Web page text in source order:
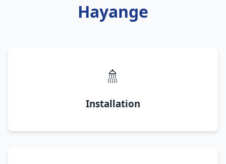
Hayange
🚿
Installation